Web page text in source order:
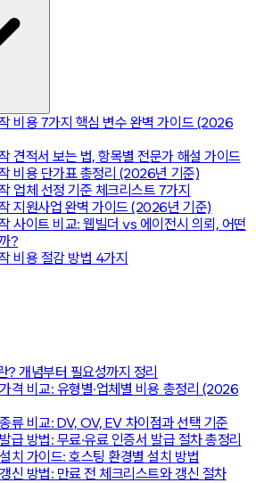
비용 7가지 핵심 변수 완벽 가이드 (2026
견적서 보는 법, 항목별 전문가 해설 가이드
비용 단가표 총정리 (2026년 기준)
업체 선정 기준 체크리스트 7가지
지원사업 완벽 가이드 (2026년 기준)
사이트 비교: 웹빌더 vs 에이전시 의뢰, 어떤
?
비용 절감 방법 4가지
? 개념부터 필요성까지 정리
격 비교: 유형별·업체별 비용 총정리 (2026
류 비교: DV, OV, EV 차이점과 선택 기준
급 방법: 무료·유료 인증서 발급 절차 총정리
치 가이드: 호스팅 환경별 설치 방법
신 방법: 만료 전 체크리스트와 갱신 절차